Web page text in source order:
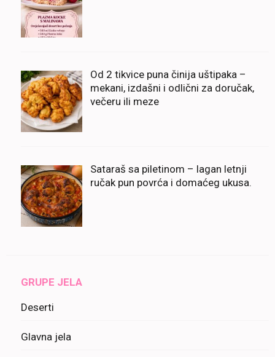
Od 2 tikvice puna činija uštipaka –
mekani, izdašni i odlični za doručak,
večeru ili meze
Sataraš sa piletinom – lagan letnji
ručak pun povrća i domaćeg ukusa.
GRUPE JELA
Deserti
Glavna jela